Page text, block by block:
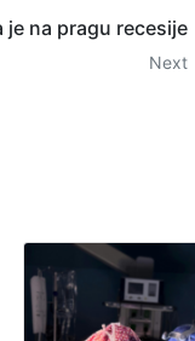
je na pragu recesije
Next